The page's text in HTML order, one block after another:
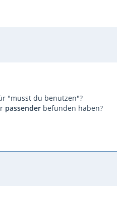
"musst du benutzen"?
passender befunden haben?